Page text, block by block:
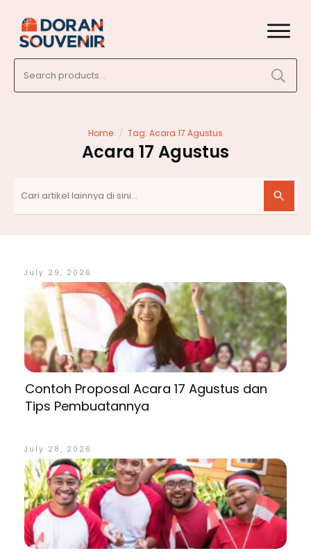
for:
Home / Tag: Acara 17 Agustus
Acara 17 Agustus
July 29, 2026
Contoh Proposal Acara 17 Agustus dan
Tips Pembuatannya
July 28, 2026